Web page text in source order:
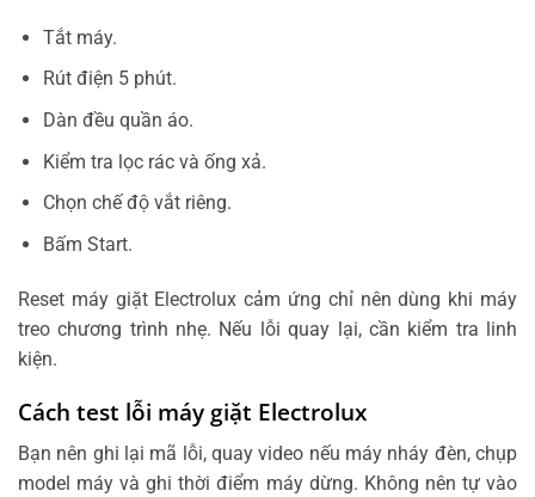
Tắt máy.
Rút điện 5 phút.
Dàn đều quần áo.
Kiểm tra lọc rác và ống xả.
Chọn chế độ vắt riêng.
Bấm Start.
Reset máy giặt Electrolux cảm ứng chỉ nên dùng khi máy
treo chương trình nhẹ. Nếu lỗi quay lại, cần kiểm tra linh
kiện.
Cách test lỗi máy giặt Electrolux
Bạn nên ghi lại mã lỗi, quay video nếu máy nháy đèn, chụp
model máy và ghi thời điểm máy dừng. Không nên tự vào